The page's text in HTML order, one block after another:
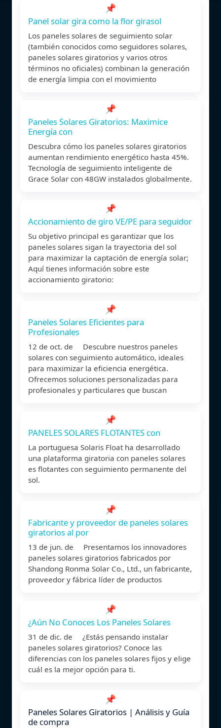
📌
Panel solar gira como la flor girasol
Los paneles solares de seguimiento solar
(también conocidos como seguidores solares,
paneles solares giratorios y varios otros
términos no oficiales) combinan la generación
de energía limpia con el movimiento
📌
Paneles Solares Giratorios: Maximice
Energía con
Descubra cómo los paneles solares giratorios
aumentan rendimiento energético hasta 45%.
Tecnología de seguimiento inteligente de
Grace Solar con 48GW instalados globalmente.
📌
Accionamiento de giro VE/PE para seguidor
Su objetivo principal es garantizar que los
paneles solares sigan la trayectoria del sol
para maximizar la captación de energía solar;
Aquí tienes información sobre este
accionamiento giratorio:
📌
Paneles Solares Eficientes para
Profesionales
12 de oct. de Descubre nuestros paneles
solares con seguimiento automático, ideales
para maximizar la eficiencia energética.
Ofrecemos soluciones personalizadas para
profesionales y particulares que buscan
📌
PANELES SOLARES FLOTANTES con
La portuguesa Solaris Float ha desarrollado
una plataforma giratoria con paneles solares
es flotantes con seguimiento permanente del
sol.
📌
Fabricante y proveedor de paneles solares
giratorios al por
13 de jun. de Presentamos los innovadores
paneles solares giratorios fabricados por
Shandong Ronma Solar Co., Ltd., un fabricante,
proveedor y fábrica líder de productos
📌
¿Aún No Conoces Los Paneles Solares
31 de dic. de ¿Estás pensando instalar
paneles solares giratorios? Conoce las
diferencias con los paneles solares fijos y elige
cuál es la mejor opción para ti.
📌
Paneles Solares Giratorios | Análisis y Guía
de compra